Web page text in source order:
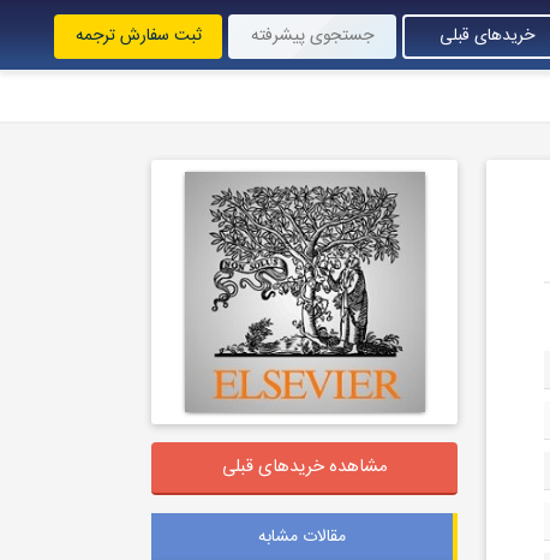
خریدهای قبلی جستجوی پیشرفته ثبت سفارش ترجمه
مشاهده خریدهای قبلی
مقالات مشابه